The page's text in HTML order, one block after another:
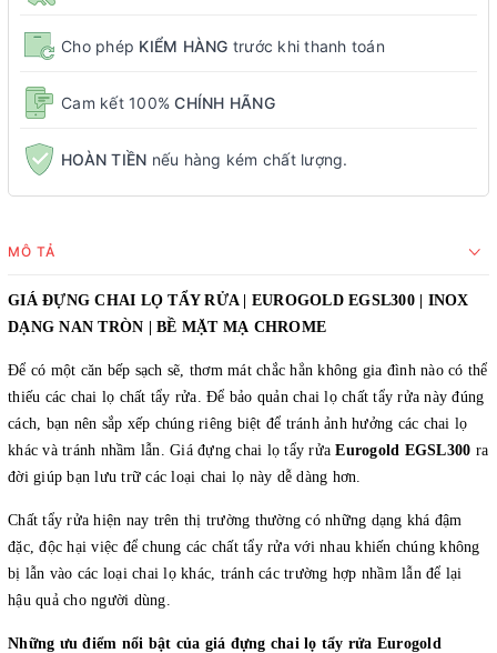
Cho phép KIỂM HÀNG trước khi thanh toán
Cam kết 100% CHÍNH HÃNG
HOÀN TIỀN nếu hàng kém chất lượng.
MÔ TẢ
GIÁ ĐỰNG CHAI LỌ TẨY RỬA | EUROGOLD EGSL300 | INOX
DẠNG NAN TRÒN | BỀ MẶT MẠ CHROME
Để có một căn bếp sạch sẽ, thơm mát chắc hẳn không gia đình nào có thể
thiếu các chai lọ chất tẩy rửa. Để bảo quản chai lọ chất tẩy rửa này đúng
cách, bạn nên sắp xếp chúng riêng biệt để tránh ảnh hưởng các chai lọ
khác và tránh nhầm lẫn. Giá đựng chai lọ tẩy rửaEurogold EGSL300 ra
đời giúp bạn lưu trữ các loại chai lọ này dễ dàng hơn.
Chất tẩy rửa hiện nay trên thị trường thường có những dạng khá đậm
đặc, độc hại việc để chung các chất tẩy rửa với nhau khiến chúng không
bị lẫn vào các loại chai lọ khác, tránh các trường hợp nhầm lẫn để lại
hậu quả cho người dùng.
Những ưu điểm nổi bật của giá đựng chai lọ tẩy rửa Eurogold